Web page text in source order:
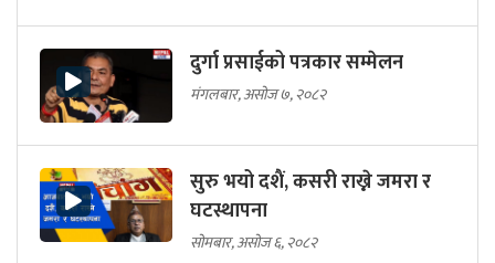
दुर्गा प्रसाईको पत्रकार सम्मेलन
मंगलबार, असोज ७, २०८२
सुरु भयो दशैं, कसरी राख्ने जमरा र
घटस्थापना
सोमबार, असोज ६, २०८२